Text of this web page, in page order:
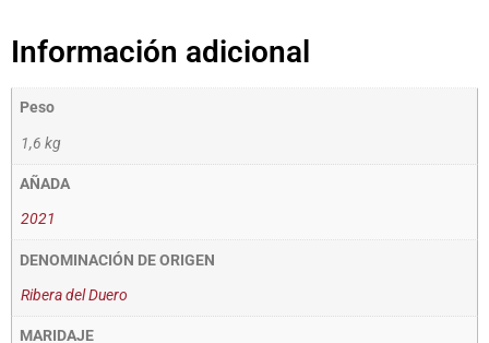
Información adicional
Peso
1,6 kg
AÑADA
2021
DENOMINACIÓN DE ORIGEN
Ribera del Duero
MARIDAJE